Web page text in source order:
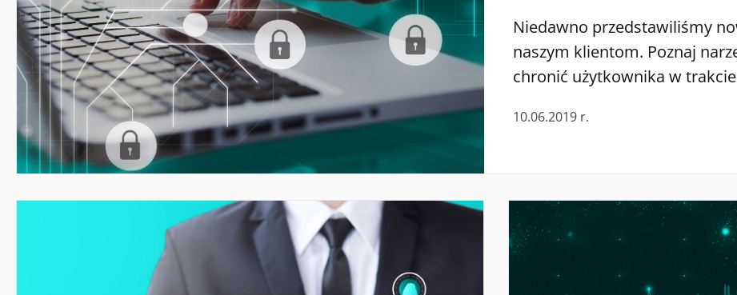
elektronicznej w
CA24 Internet
Niedawno przedstawiliśmy
naszym klientom. Poznaj
chronić użytkownika w
10.06.2019 r.